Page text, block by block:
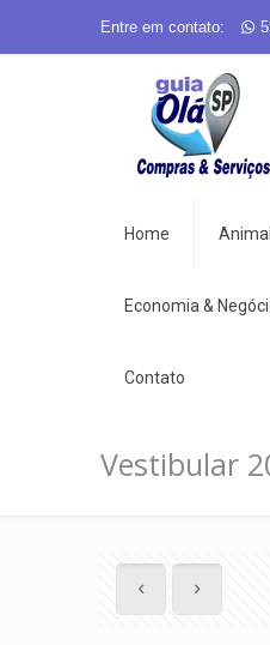
Entre em contato:
Home
Economia &
Contato
Vestibular